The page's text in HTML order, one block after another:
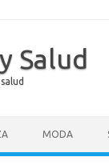
Salud
MODA